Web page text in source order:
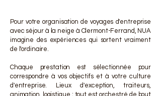
Pour votre organisation de voyages d'entreprise
avec séjour à la neige à Clermont-Ferrand, NUA
imagine des expériences qui sortent vraiment
de l'ordinaire.
Chaque prestation est sélectionnée pour
correspondre à vos objectifs et à votre culture
d'entreprise. Lieux d'exception, traiteurs,
animation, logistique : tout est orchestré de bout